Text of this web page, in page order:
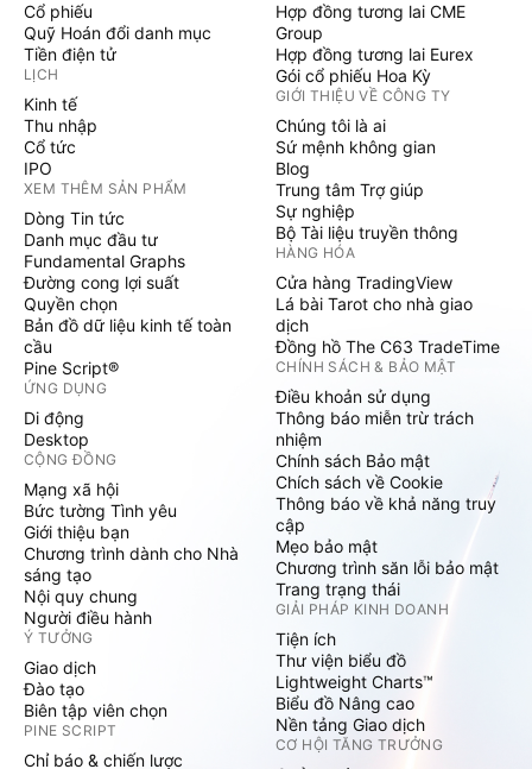
Cổ phiếu
Quỹ Hoán đổi danh mục
Tiền điện tử
LỊCH
Kinh tế
Thu nhập
Cổ tức
IPO
XEM THÊM SẢN PHẨM
Dòng Tin tức
Danh mục đầu tư
Fundamental Graphs
Đường cong lợi suất
Quyền chọn
Bản đồ dữ liệu kinh tế toàn
cầu
Pine Script®
ỨNG DỤNG
Di động
Desktop
CỘNG ĐỒNG
Mạng xã hội
Bức tường Tình yêu
Giới thiệu bạn
Chương trình dành cho Nhà
sáng tạo
Nội quy chung
Người điều hành
Ý TƯỞNG
Giao dịch
Đào tạo
Biên tập viên chọn
PINE SCRIPT
Chỉ báo & chiến lược
Hợp đồng tương lai CME
Group
Hợp đồng tương lai Eurex
Gói cổ phiếu Hoa Kỳ
GIỚI THIỆU VỀ CÔNG TY
Chúng tôi là ai
Sứ mệnh không gian
Blog
Trung tâm Trợ giúp
Sự nghiệp
Bộ Tài liệu truyền thông
HÀNG HÓA
Cửa hàng TradingView
Lá bài Tarot cho nhà giao
dịch
Đồng hồ The C63 TradeTime
CHÍNH SÁCH & BẢO MẬT
Điều khoản sử dụng
Thông báo miễn trừ trách
nhiệm
Chính sách Bảo mật
Chích sách về Cookie
Thông báo về khả năng truy
cập
Mẹo bảo mật
Chương trình săn lỗi bảo mật
Trang trạng thái
GIẢI PHÁP KINH DOANH
Tiện ích
Thư viện biểu đồ
Lightweight Charts™
Biểu đồ Nâng cao
Nền tảng Giao dịch
CƠ HỘI TĂNG TRƯỞNG